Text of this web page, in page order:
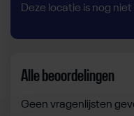
Deze locatie is nog
Alle beoordelingen
Geen vragenlijsten